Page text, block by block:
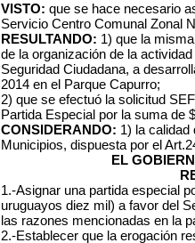
VISTO: que se hace necesario
Servicio Centro Comunal Zonal
RESULTANDO: 1) que la
de la organización de la
Seguridad Ciudadana, a
2014 en el Parque Capurro;
2) que se efectuó la solicitud
Partida Especial por la suma de
CONSIDERANDO: 1) la calidad
Municipios, dispuesta por el
EL
1.-Asignar una partida especial
uruguayos diez mil) a favor del
las razones mencionadas en la
2.-Establecer que la erogación